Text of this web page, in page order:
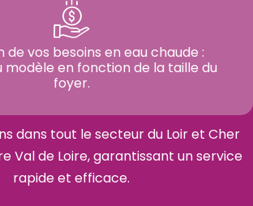
dans tout le secteur du Loir et Cher
Val de Loire, garantissant un service
rapide et efficace.
de vos besoins en eau chaude :
modèle en fonction de la taille du
foyer.